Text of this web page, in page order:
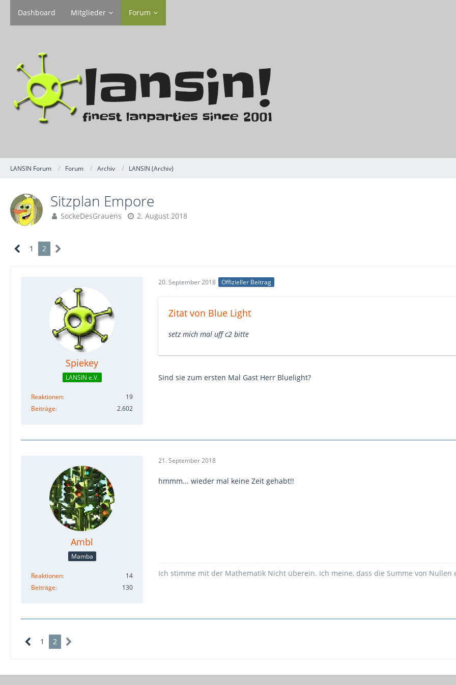
Dashboard Mitglieder Forum
LANSIN Forum Forum Archiv LANSIN (Archiv)
Sitzplan Empore
SockeDesGrauens 2. August 2018
1 2
Spiekey
LANSIN e.V.
Reaktionen
19
Beiträge
2.602
20. September 2018 Offizieller Beitrag
Zitat von Blue Light
setz mich mal uff c2 bitte
Sind sie zum ersten Mal Gast Herr Bluelight?
Ambl
Mamba
Reaktionen
14
Beiträge
130
21. September 2018
hmmm... wieder mal keine Zeit gehabt!!
Ich stimme mit der Mathematik Nicht überein. Ich meine, dass die Summe von Nullen
1 2